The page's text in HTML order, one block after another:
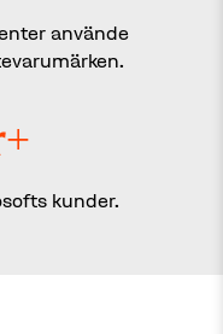
använde
kunder.